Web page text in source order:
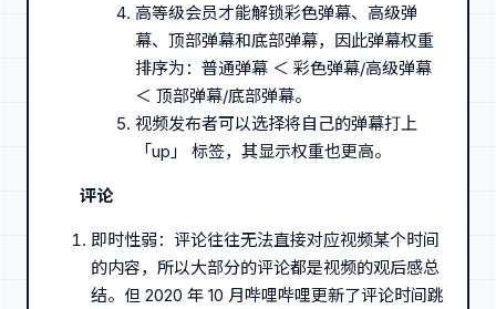
高等级会员才能解锁彩色弹幕、高级弹
幕、顶部弹幕和底部弹幕，因此弹幕权重
排序为：普通弹幕 ＜ 彩色弹幕/高级弹幕
＜ 顶部弹幕/底部弹幕。
视频发布者可以选择将自己的弹幕打上
「up」 标签，其显示权重也更高。
评论
即时性弱：评论往往无法直接对应视频某个时间
的内容，所以大部分的评论都是视频的观后感总
结。但 2020 年 10 月哔哩哔哩更新了评论时间跳